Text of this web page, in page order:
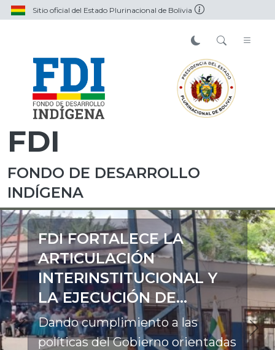
Sitio oficial del Estado Plurinacional de Bolivia
FDI
FONDO DE DESARROLLO
INDÍGENA
FDI FORTALECE LA
ARTICULACIÓN
INTERINSTITUCIONAL Y
LA EJECUCIÓN DE
PROYECTOS
PRODUCTIVOS EN LA
Dando cumplimiento a las
políticas del Gobierno orientadas